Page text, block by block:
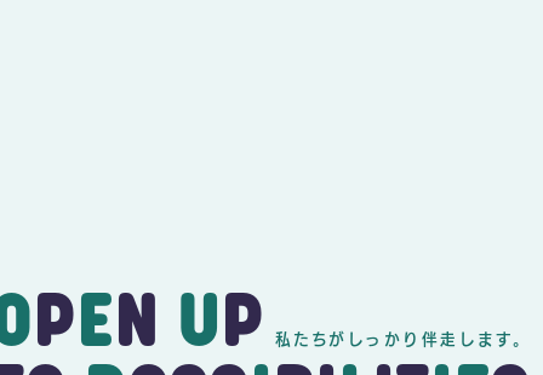
私たちがしっかり伴走します。
PEN UP